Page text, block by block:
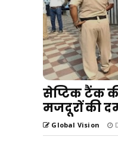
सेप्टिक टैंक
मजदूरों की
Global Vision